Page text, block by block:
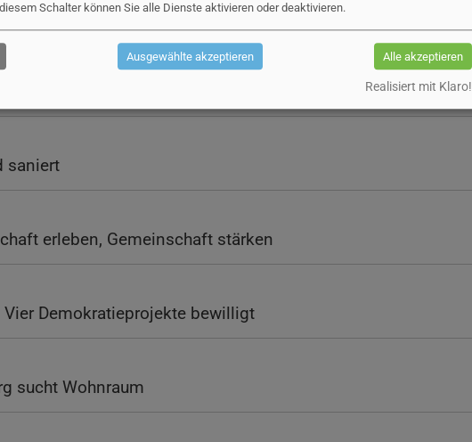
gehen verstärkt gegen E-Scooter- und Fahrrad-Verstöße vor
und Nachhaltigkeit im Fokus
saniert
erleben, Gemeinschaft stärken
Demokratieprojekte bewilligt
sucht Wohnraum
Schalter können Sie alle Dienste aktivieren oder deaktivieren.
Ausgewählte akzeptieren Alle akzeptieren
Realisiert mit Klaro!